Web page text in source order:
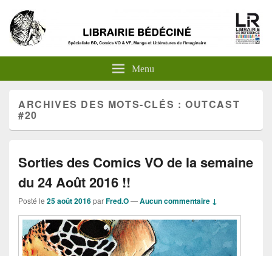
Menu
ARCHIVES DES MOTS-CLÉS :OUTCAST
#20
Sorties des Comics VO de la semaine
du 24 Août 2016 !!
Posté le 25 août 2016parFred.O—Aucun commentaire ↓